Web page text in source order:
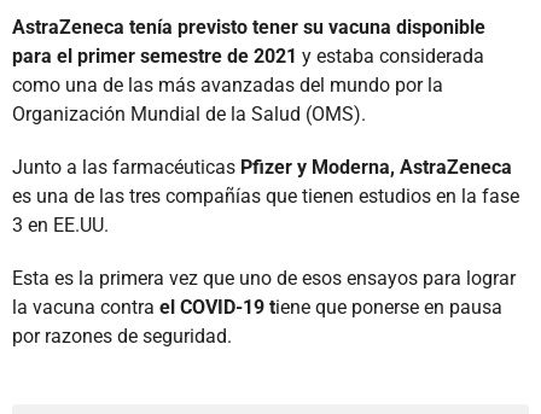
AstraZeneca tenía previsto tener su vacuna disponible
para el primer semestre de 2021 y estaba considerada
como una de las más avanzadas del mundo por la
Organización Mundial de la Salud (OMS).
Junto a las farmacéuticas Pfizer y Moderna, AstraZeneca
es una de las tres compañías que tienen estudios en la fase
3 en EE.UU.
Esta es la primera vez que uno de esos ensayos para lograr
la vacuna contra el COVID-19 tiene que ponerse en pausa
por razones de seguridad.